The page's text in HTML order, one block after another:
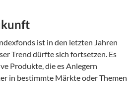
ist in den letzten Jahren
Trend dürfte sich fortsetzen. Es
Produkte, die es Anlegern
in bestimmte Märkte oder Themen